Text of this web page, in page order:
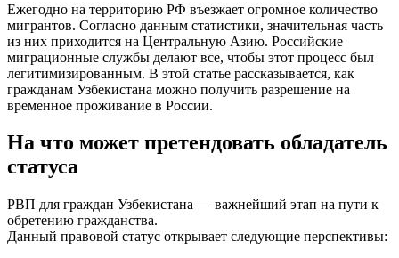
Ежегодно на территорию РФ въезжает огромное количество
мигрантов. Согласно данным статистики, значительная часть
из них приходится на Центральную Азию. Российские
миграционные службы делают все, чтобы этот процесс был
легитимизированным. В этой статье рассказывается, как
гражданам Узбекистана можно получить разрешение на
временное проживание в России.
На что может претендовать обладатель
статуса
РВП для граждан Узбекистана — важнейший этап на пути к
обретению гражданства.
Данный правовой статус открывает следующие перспективы: